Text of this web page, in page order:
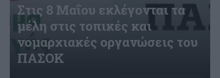
Στις 8 Μαΐου εκλέγονται τα
μέλη στις τοπικές και
νομαρχιακές οργανώσεις του
ΠΑΣΟΚ